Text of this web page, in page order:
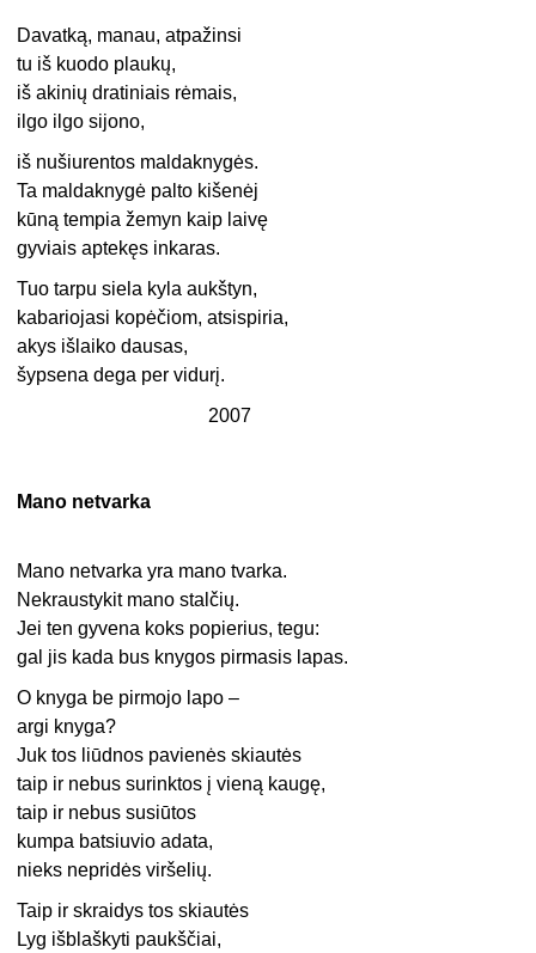
Davatką, manau, atpažinsi
tu iš kuodo plaukų,
iš akinių dratiniais rėmais,
ilgo ilgo sijono,
iš nušiurentos maldaknygės.
Ta maldaknygė palto kišenėj
kūną tempia žemyn kaip laivę
gyviais aptekęs inkaras.
Tuo tarpu siela kyla aukštyn,
kabariojasi kopėčiom, atsispiria,
akys išlaiko dausas,
šypsena dega per vidurį.
2007
Mano netvarka
Mano netvarka yra mano tvarka.
Nekraustykit mano stalčių.
Jei ten gyvena koks popierius, tegu:
gal jis kada bus knygos pirmasis lapas.
O knyga be pirmojo lapo –
argi knyga?
Juk tos liūdnos pavienės skiautės
taip ir nebus surinktos į vieną kaugę,
taip ir nebus susiūtos
kumpa batsiuvio adata,
nieks nepridės viršelių.
Taip ir skraidys tos skiautės
Lyg išblaškyti paukščiai,